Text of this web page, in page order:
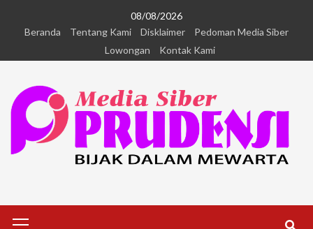
08/08/2026
Beranda
Tentang Kami Disklaimer
Pedoman Media Siber
Lowongan
Kontak Kami